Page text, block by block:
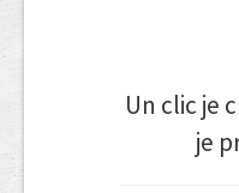
Un clic je
je